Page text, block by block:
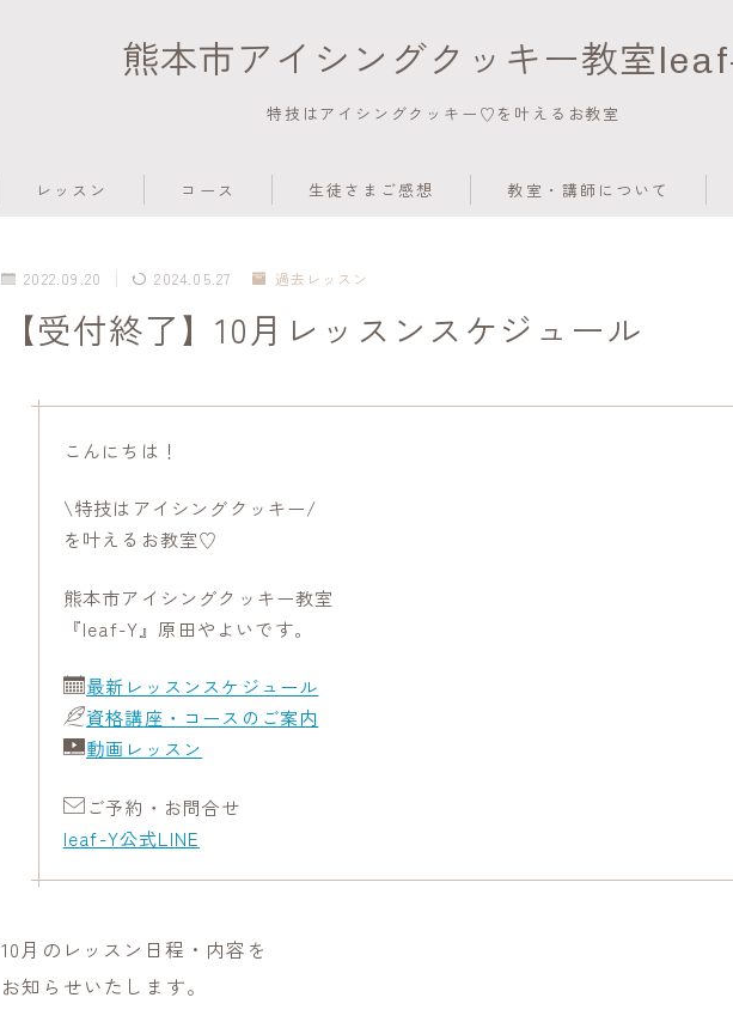
熊本市アイシングクッキー教室
特技はアイシングクッキー♡を叶えるお教室
レッスン
過去レッスン
コース 生徒さまご感想 教室・講師について
2022.09.20 2024.05.27 過去レッスン
【受付終了】10月レッスンスケジュール
こんにちは！
\特技はアイシングクッキー/
を叶えるお教室♡
熊本市アイシングクッキー教室
『leaf-Y』原田やよいです。
最新レッスンスケジュール
資格講座・コースのご案内
動画レッスン
ご予約・お問合せ
leaf-Y公式LINE
10月のレッスン日程・内容を
お知らせいたします。